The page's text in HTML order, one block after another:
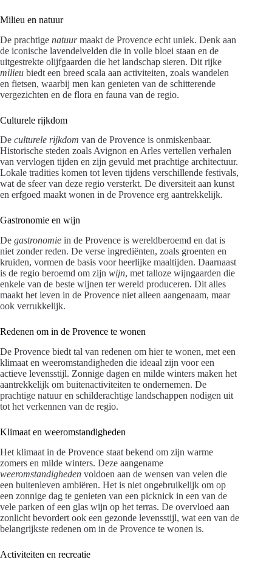
Milieu en natuur
De prachtige natuurmaakt de Provence echt uniek. Denk aan
de iconische lavendelvelden die in volle bloei staan en de
uitgestrekte olijfgaarden die het landschap sieren. Dit rijke
milieu biedt een breed scala aan activiteiten, zoals wandelen
en fietsen, waarbij men kan genieten van de schitterende
vergezichten en de flora en fauna van de regio.
Culturele rijkdom
De culturele rijkdom van de Provence is onmiskenbaar.
Historische steden zoals Avignon en Arles vertellen verhalen
van vervlogen tijden en zijn gevuld met prachtige architectuur.
Lokale tradities komen tot leven tijdens verschillende festivals,
wat de sfeer van deze regio versterkt. De diversiteit aan kunst
en erfgoed maakt wonen in de Provence erg aantrekkelijk.
Gastronomie en wijn
De gastronomie in de Provence is wereldberoemd en dat is
niet zonder reden. De verse ingrediënten, zoals groenten en
kruiden, vormen de basis voor heerlijke maaltijden. Daarnaast
is de regio beroemd om zijn wijn, met talloze wijngaarden die
enkele van de beste wijnen ter wereld produceren. Dit alles
maakt het leven in de Provence niet alleen aangenaam, maar
ook verrukkelijk.
Redenen om in de Provence te wonen
De Provence biedt tal van redenen om hier te wonen, met een
klimaat en weeromstandigheden die ideaal zijn voor een
actieve levensstijl. Zonnige dagen en milde winters maken het
aantrekkelijk om buitenactiviteiten te ondernemen. De
prachtige natuur en schilderachtige landschappen nodigen uit
tot het verkennen van de regio.
Klimaat en weeromstandigheden
Het klimaat in de Provence staat bekend om zijn warme
zomers en milde winters. Deze aangename
weeromstandigheden voldoen aan de wensen van velen die
een buitenleven ambiëren. Het is niet ongebruikelijk om op
een zonnige dag te genieten van een picknick in een van de
vele parken of een glas wijn op het terras. De overvloed aan
zonlicht bevordert ook een gezonde levensstijl, wat een van de
belangrijkste redenen om in de Provence te wonen is.
Activiteiten en recreatie